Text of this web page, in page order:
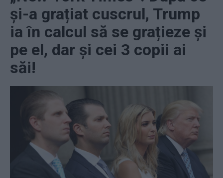
și-a grațiat cuscrul, Trump
ia în calcul să se grațieze și
pe el, dar și cei 3 copii ai
săi!